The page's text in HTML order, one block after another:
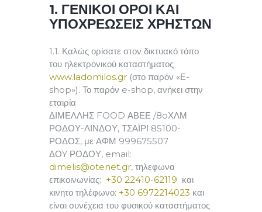
1. ΓΕΝΙΚΟΙ ΟΡΟΙ ΚΑΙ
ΥΠΟΧΡΕΩΣΕΙΣ ΧΡΗΣΤΩΝ
1.1. Καλώς ορίσατε στον δικτυακό τόπο
του ηλεκτρονικού καταστήματος
www.ladomilos.gr (στο παρόν «Ε-
shop»). Το παρόν e-shop, ανήκει στην
εταιρία
ΔΙΜΕΛΛΗΣ FOOD ΑΒΕΕ /8oΧΛΜ
ΡΟΔΟΥ-ΛΙΝΔΟΥ, ΤΣΑΪΡΙ 85100-
ΡΟΔΟΣ, με ΑΦΜ 999675507
ΔΟY ΡΟΔΟΥ, email:
dimelis@otenet.gr, τηλεφωνα
επικοινωνίας: +30 22410-62119 και
κινητο τηλέφωνο: +30 6972214023 και
είναι συνέχεια του φυσικού καταστήματος